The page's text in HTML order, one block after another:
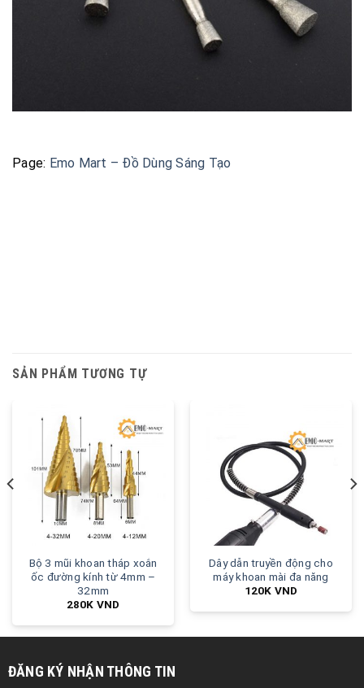
Page: Emo Mart – Đồ Dùng Sáng Tạo
SẢN PHẨM TƯƠNG TỰ
Bộ 3 mũi khoan tháp xoắn
ốc đường kính từ 4mm –
32mm
280K VND
Dây dẫn truyền động cho
máy khoan mài đa năng
120K VND
ĐĂNG KÝ NHẬN THÔNG TIN